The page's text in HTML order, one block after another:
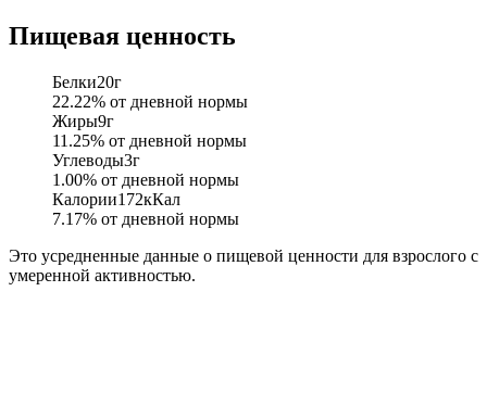
Пищевая ценность
Белки20г
22.22% от дневной нормы
Жиры9г
11.25% от дневной нормы
Углеводы3г
1.00% от дневной нормы
Калории172кКал
7.17% от дневной нормы
Это усредненные данные о пищевой ценности для взрослого с
умеренной активностью.